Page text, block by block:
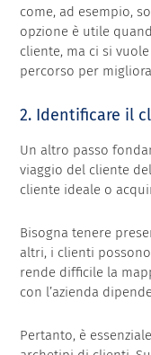
come, ad esempio,
opzione è utile
cliente, ma ci si
percorso per
2. Identificare il
Un altro passo
viaggio del cliente
cliente ideale o
Bisogna tenere
altri, i clienti
rende difficile la
con l’azienda
Pertanto, è